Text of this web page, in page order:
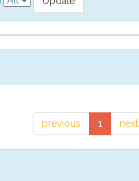
previous 1 next